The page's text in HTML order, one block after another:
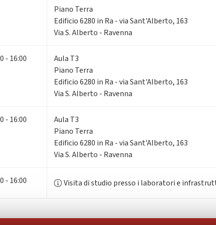
Piano Terra
Edificio 6280 in Ra - via Sant'Alberto, 163
Via S. Alberto - Ravenna
- 16:00
Aula T3
Piano Terra
Edificio 6280 in Ra - via Sant'Alberto, 163
Via S. Alberto - Ravenna
- 16:00
Aula T3
Piano Terra
Edificio 6280 in Ra - via Sant'Alberto, 163
Via S. Alberto - Ravenna
- 16:00 Visita di studio presso i laboratori e